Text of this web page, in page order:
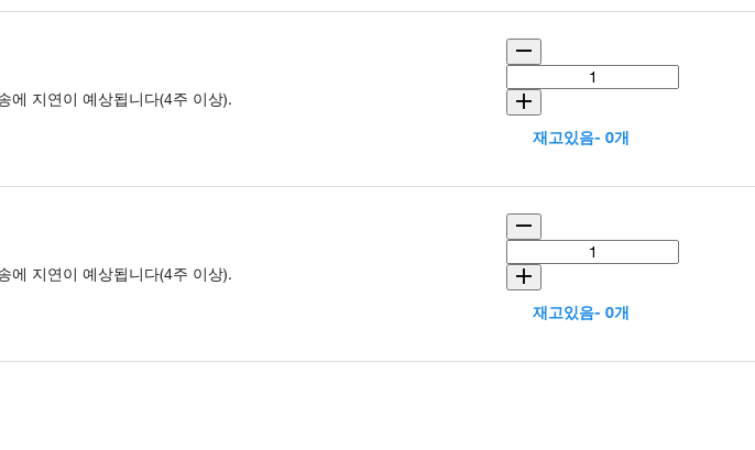
에 지연이 예상됩니다(4주 이상).
재고있음- 0개
에 지연이 예상됩니다(4주 이상).
재고있음- 0개